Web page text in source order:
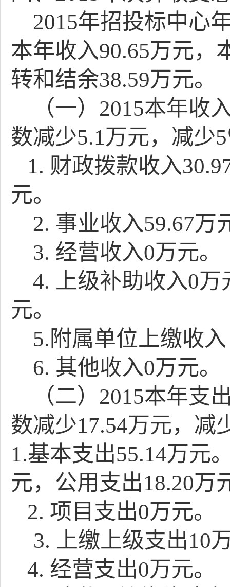
2015年招投标中心
本年收入90.65万元，
转和结余38.59万元。
（一） 2015本年收
数减少5.1万元，减少5
1. 财政拨款收入
元。
2. 事业收入59.67万
3. 经营收入0万元。
4. 上级补助收入0万
元。
5. 附属单位上缴收入
6. 其他收入0万元。
（二） 2015本年支
数减少17.54万元，减
1.基本支出55.14万元
元，公用支出18.20万
2. 项目支出0万元。
3. 上缴上级支出10
4. 经营支出0万元。